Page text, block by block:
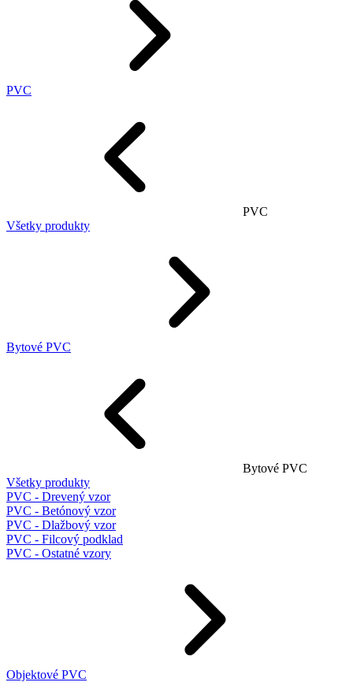
PVC
PVC
Všetky produkty
Bytové PVC
Bytové PVC
Všetky produkty
PVC - Drevený vzor
PVC - Betónový vzor
PVC - Dlažbový vzor
PVC - Filcový podklad
PVC - Ostatné vzory
Objektové PVC